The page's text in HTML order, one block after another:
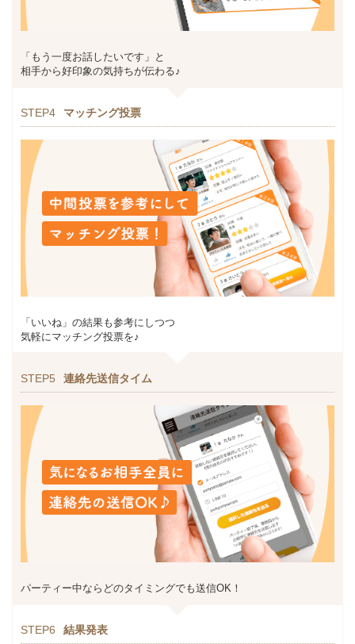
「もう一度お話したいです」と
相手から好印象の気持ちが伝わる♪
STEP4 マッチング投票
「いいね」の結果も参考にしつつ
気軽にマッチング投票を♪
STEP5 連絡先送信タイム
パーティー中ならどのタイミングでも送信OK！
STEP6 結果発表